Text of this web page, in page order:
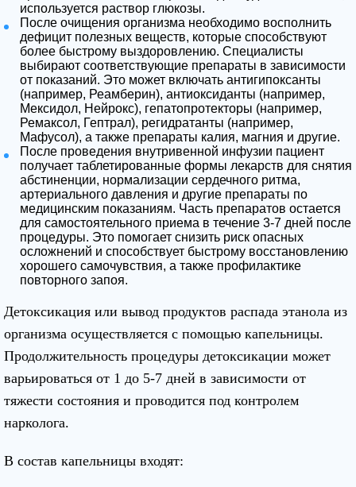
используется раствор глюкозы.
После очищения организма необходимо восполнить
дефицит полезных веществ, которые способствуют
более быстрому выздоровлению. Специалисты
выбирают соответствующие препараты в зависимости
от показаний. Это может включать антигипоксанты
(например, Реамберин), антиоксиданты (например,
Мексидол, Нейрокс), гепатопротекторы (например,
Ремаксол, Гептрал), регидратанты (например,
Мафусол), а также препараты калия, магния и другие.
После проведения внутривенной инфузии пациент
получает таблетированные формы лекарств для снятия
абстиненции, нормализации сердечного ритма,
артериального давления и другие препараты по
медицинским показаниям. Часть препаратов остается
для самостоятельного приема в течение 3-7 дней после
процедуры. Это помогает снизить риск опасных
осложнений и способствует быстрому восстановлению
хорошего самочувствия, а также профилактике
повторного запоя.
Детоксикация или вывод продуктов распада этанола из
организма осуществляется с помощью капельницы.
Продолжительность процедуры детоксикации может
варьироваться от 1 до 5-7 дней в зависимости от
тяжести состояния и проводится под контролем
нарколога.
В состав капельницы входят: